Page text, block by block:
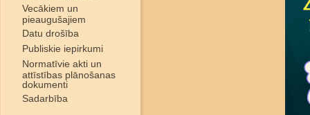
Vecākiem un
pieaugušajiem
Datu drošība
Publiskie iepirkumi
Normatīvie akti un
attīstības plānošanas
dokumenti
Sadarbība